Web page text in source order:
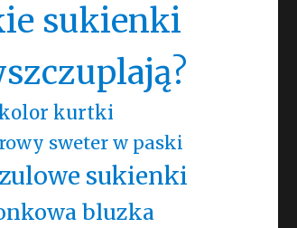
sukienki
kurtki
sweter w paski
sukienki
bluzka